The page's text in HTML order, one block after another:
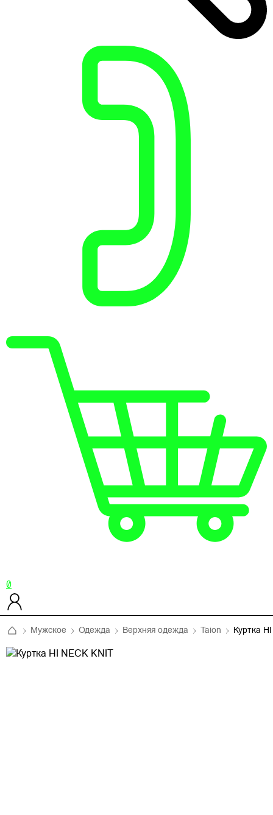
0
Мужское Одежда Верхняя одежда Taion Куртка